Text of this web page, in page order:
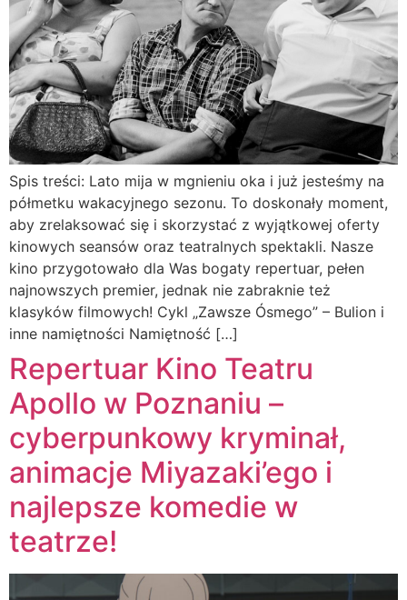
Spis treści: Lato mija w mgnieniu oka i już jesteśmy na
półmetku wakacyjnego sezonu. To doskonały moment,
aby zrelaksować się i skorzystać z wyjątkowej oferty
kinowych seansów oraz teatralnych spektakli. Nasze
kino przygotowało dla Was bogaty repertuar, pełen
najnowszych premier, jednak nie zabraknie też
klasyków filmowych! Cykl „Zawsze Ósmego” – Bulion i
inne namiętności Namiętność […]
Repertuar Kino Teatru
Apollo w Poznaniu –
cyberpunkowy kryminał,
animacje Miyazaki’ego i
najlepsze komedie w
teatrze!